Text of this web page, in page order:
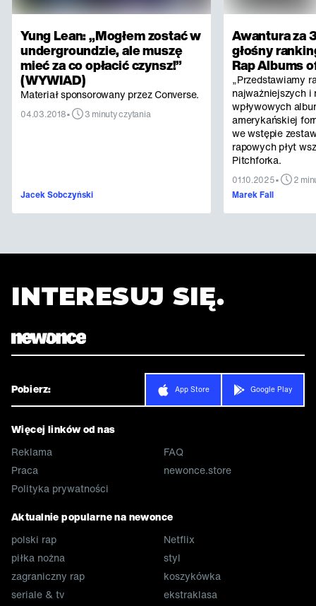
Yung Lean: „Mogłem zostać w
undergroundzie, ale muszę
mieć za co opłacić czynsz!”
(WYWIAD)
Materiał sponsorowany przez Converse.
04.03.2018• 3 minuty czytania
Jacek Sobczyński
Awantura za
głośny
Rap Albums
„Przedstawiamy
najważniejszych i
wpływowych
amerykańskiej
we wstępie
rapowych płyt
Pitchforka.
01.10.2025•
2
Marek Fall
INTERESUJ SIĘ.
Pobierz: App Store Google Play
Więcej linków od nas
Reklama
Praca
Polityka prywatności
FAQ
newonce.store
Aktualnie popularne na newonce
polski rap
piłka nożna
zagraniczny rap
seriale & tv
Netflix
styl
koszykówka
ekstraklasa